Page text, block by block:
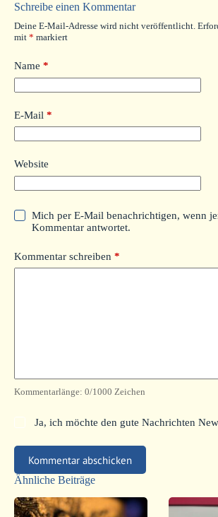
Schreibe einen Kommentar
Deine E-Mail-Adresse wird nicht veröffentlicht.
mit * markiert
Name *
E-Mail *
Website
Mich per E-Mail benachrichtigen, wenn
Kommentar antwortet.
Kommentar schreiben *
Kommentarlänge: 0/1000 Zeichen
Ja, ich möchte den gute Nachrichten
Kommentar abschicken
Ähnliche Beiträge